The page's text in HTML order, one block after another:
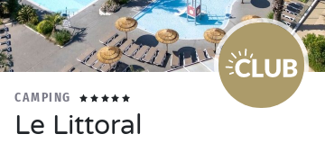
CAMPING
Le Littoral